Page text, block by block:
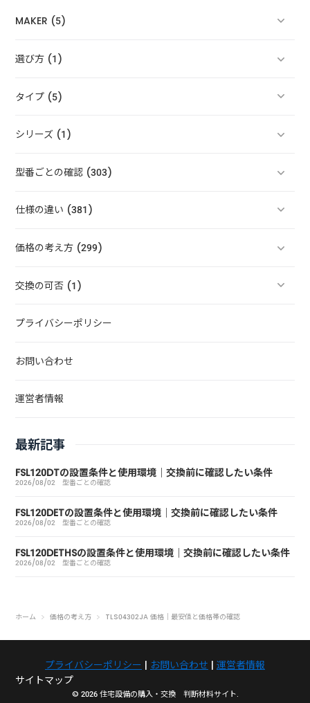
MAKER (5)
選び方 (1)
タイプ (5)
シリーズ (1)
型番ごとの確認 (303)
仕様の違い (381)
価格の考え方 (299)
交換の可否 (1)
プライバシーポリシー
お問い合わせ
運営者情報
最新記事
FSL120DTの設置条件と使用環境｜交換前に確認したい条件
2026/08/02 型番ごとの確認
FSL120DETの設置条件と使用環境｜交換前に確認したい条件
2026/08/02 型番ごとの確認
FSL120DETHSの設置条件と使用環境｜交換前に確認したい条件
2026/08/02 型番ごとの確認
ホーム 価格の考え方 TLS04302JA 価格｜最安値と価格帯の確認
プライバシーポリシー | お問い合わせ | 運営者情報
サイトマップ
© 2026 住宅設備の購入・交換 判断材料サイト.